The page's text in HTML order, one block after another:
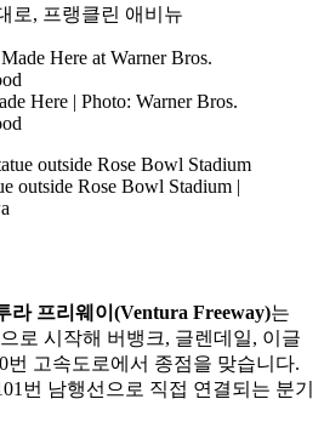
로, 프랭클린 애비뉴
Here | Photo: Warner Bros.
outside Rose Bowl Stadium |
라 프리웨이(Ventura Freeway)는
로 시작해 버뱅크, 글렌데일, 이글
번 고속도로에서 종점을 맞습니다.
번 남행선으로 직접 연결되는 분기